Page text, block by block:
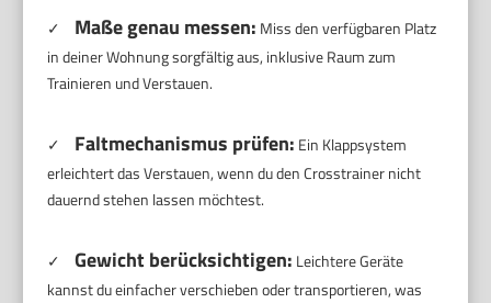
✓ Maße genau messen: Miss den verfügbaren Platz
in deiner Wohnung sorgfältig aus, inklusive Raum zum
Trainieren und Verstauen.
✓ Faltmechanismus prüfen: Ein Klappsystem
erleichtert das Verstauen, wenn du den Crosstrainer nicht
dauernd stehen lassen möchtest.
✓ Gewicht berücksichtigen: Leichtere Geräte
kannst du einfacher verschieben oder transportieren, was